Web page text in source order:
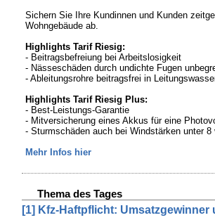
Sichern Sie Ihre Kundinnen und Kunden
Wohngebäude ab.
Highlights Tarif Riesig:
- Beitragsbefreiung bei Arbeitslosigkeit
- Nässeschäden durch undichte Fugen
- Ableitungsrohre beitragsfrei in
Highlights Tarif Riesig Plus:
- Best-Leistungs-Garantie
- Mitversicherung eines Akkus für eine
- Sturmschäden auch bei Windstärken unter 8
Mehr Infos hier
Thema des Tages
[1] Kfz-Haftpflicht: